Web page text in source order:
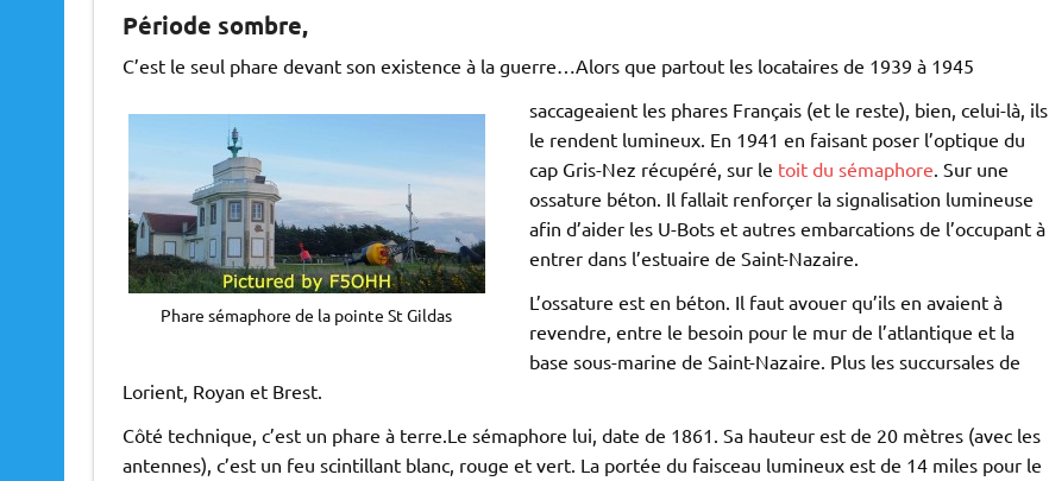
Période sombre,
C’est le seul phare devant son existence à la guerre…Alors que partout les locataires de 1939 à 1945
Phare sémaphore de la pointe St Gildas
saccageaient les phares Français (et le reste), bien, celui-là, ils
le rendent lumineux. En 1941 en faisant poser l’optique du
cap Gris-Nez récupéré, sur le toit du sémaphore. Sur une
ossature béton. Il fallait renforçer la signalisation lumineuse
afin d’aider les U-Bots et autres embarcations de l’occupant à
entrer dans l’estuaire de Saint-Nazaire.
L’ossature est en béton. Il faut avouer qu’ils en avaient à
revendre, entre le besoin pour le mur de l’atlantique et la
base sous-marine de Saint-Nazaire. Plus les succursales de
Lorient, Royan et Brest.
Côté technique, c’est un phare à terre.Le sémaphore lui, date de 1861. Sa hauteur est de 20 mètres (avec les
antennes), c’est un feu scintillant blanc, rouge et vert. La portée du faisceau lumineux est de 14 miles pour le